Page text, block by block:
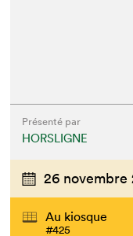
Présenté par
HORSLIGNE
26 novembre
Au kiosque
#425